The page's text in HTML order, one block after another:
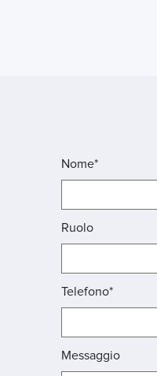
Nome*
Ruolo
Telefono*
Messaggio